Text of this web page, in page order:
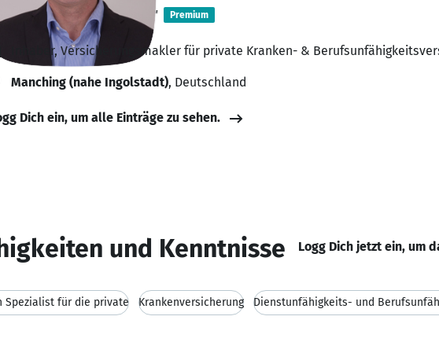
Schösser Premium
Inhaber, Versicherungsmakler für private Kranken- &
Manching (nahe Ingolstadt), Deutschland
Dich ein, um alle Einträge zu sehen.
und Kenntnisse Logg Dich jetzt ein, um
Spezialist für die private Krankenversicherung